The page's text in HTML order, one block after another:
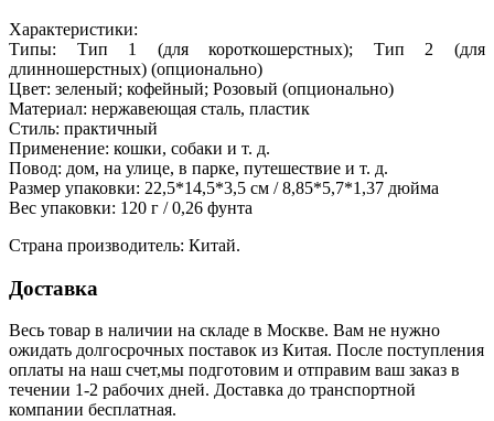
Характеристики:
Типы: Тип 1 (для короткошерстных); Тип 2 (для
длинношерстных) (опционально)
Цвет: зеленый; кофейный; Розовый (опционально)
Материал: нержавеющая сталь, пластик
Стиль: практичный
Применение: кошки, собаки и т. д.
Повод: дом, на улице, в парке, путешествие и т. д.
Размер упаковки: 22,5*14,5*3,5 см / 8,85*5,7*1,37 дюйма
Вес упаковки: 120 г / 0,26 фунта
Страна производитель: Китай.
Доставка
Весь товар в наличии на складе в Москве. Вам не нужно
ожидать долгосрочных поставок из Китая. После поступления
оплаты на наш счет,мы подготовим и отправим ваш заказ в
течении 1-2 рабочих дней. Доставка до транспортной
компании бесплатная.